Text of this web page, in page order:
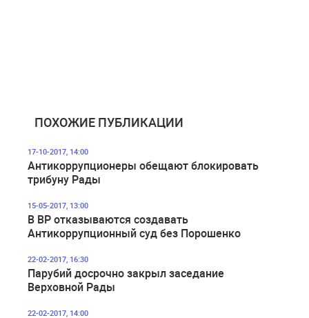
ПОХОЖИЕ ПУБЛИКАЦИИ
17-10-2017, 14:00
Антикоррупционеры обещают блокировать
трибуну Рады
15-05-2017, 13:00
В ВР отказываются создавать
Антикоррупционный суд без Порошенко
22-02-2017, 16:30
Парубий досрочно закрыл заседание
Верховной Рады
22-02-2017, 14:00